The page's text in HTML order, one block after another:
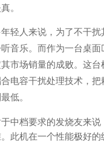
。
轻人来说，为了不干扰
音乐。而作为一台桌
市场销量的成败。这
电容干扰处理技术，
低。
中档要求的发烧友来
此机在一个性能极好的